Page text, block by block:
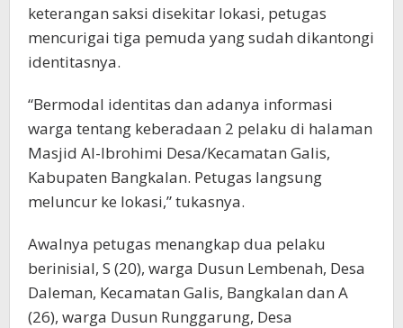
keterangan saksi disekitar lokasi, petugas
mencurigai tiga pemuda yang sudah dikantongi
identitasnya.
“Bermodal identitas dan adanya informasi
warga tentang keberadaan 2 pelaku di halaman
Masjid Al-Ibrohimi Desa/Kecamatan Galis,
Kabupaten Bangkalan. Petugas langsung
meluncur ke lokasi,” tukasnya.
Awalnya petugas menangkap dua pelaku
berinisial, S (20), warga Dusun Lembenah, Desa
Daleman, Kecamatan Galis, Bangkalan dan A
(26), warga Dusun Runggarung, Desa